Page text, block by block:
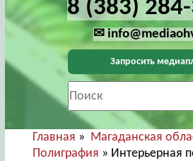
8 (383)
✉
Запросить
Главная » Магаданская
Полиграфия » Интерьерная